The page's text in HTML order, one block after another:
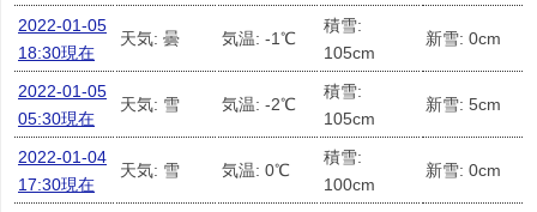
2022-01-05
18:30現在
天気: 曇 気温: -1℃
積雪:
105cm
新雪: 0cm
2022-01-05
05:30現在
天気: 雪 気温: -2℃
積雪:
105cm
新雪: 5cm
2022-01-04
17:30現在
天気: 雪 気温: 0℃
積雪:
100cm
新雪: 0cm